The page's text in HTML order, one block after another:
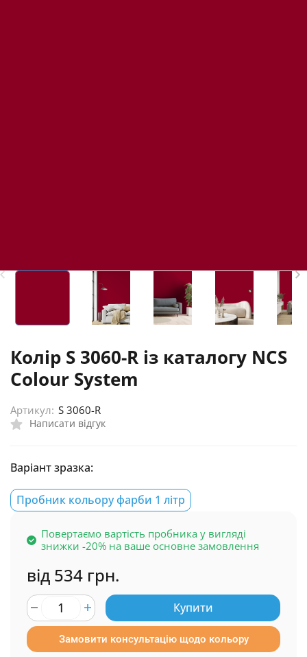
Колір S 3060-R із каталогу NCS
Colour System
Написати відгук
Артикул: S 3060-R
Варіант зразка:
Пробник кольору фарби 1 літр
Повертаємо вартість пробника у вигляді
знижки -20% на ваше основне замовлення
від 534 грн.
Купити
Замовити консультацію щодо кольору